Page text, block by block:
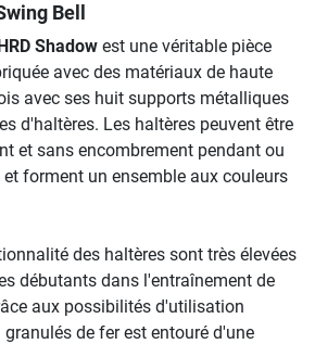
Bell
Shadow est une véritable pièce
avec des matériaux de haute
avec ses huit supports métalliques
d'haltères. Les haltères peuvent être
et sans encombrement pendant ou
forment un ensemble aux couleurs
des haltères sont très élevées
débutants dans l'entraînement de
aux possibilités d'utilisation
de fer est entouré d'une